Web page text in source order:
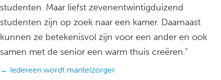
studenten. Maar liefst zevenentwintigduizend
studenten zijn op zoek naar een kamer. Daarnaast
kunnen ze betekenisvol zijn voor een ander en ook
samen met de senior een warm thuis creëren.”
Posts
← Iedereen wordt mantelzorger